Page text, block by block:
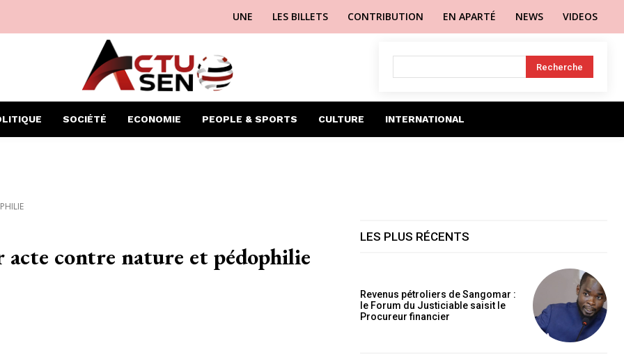
UNE LES BILLETS CONTRIBUTION EN APARTÉ NEWS VIDEOS
Recherche
SOCIÉTÉ ECONOMIE PEOPLE & SPORTS CULTURE INTERNATIONAL
contre nature et pédophilie
LES PLUS RÉCENTS
Revenus pétroliers de Sangomar :
le Forum du Justiciable saisit le
Procureur financier